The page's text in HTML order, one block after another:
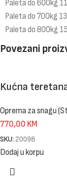
Paleta do 600kg
Paleta do 700kg
Paleta do 800kg
Povezani
Kućna
Oprema za snagu
770,00 KM
SKU: 20098
Dodaj u korpu